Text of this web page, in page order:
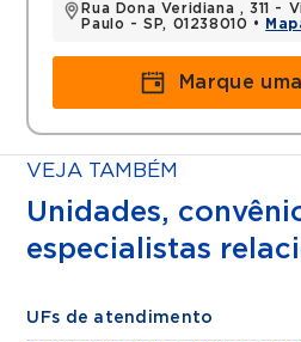
Rua Dona Veridiana , 311 -
Paulo - SP, 01238010 •
Marque
VEJA TAMBÉM
Unidades,
especialistas
UFs de atendimento